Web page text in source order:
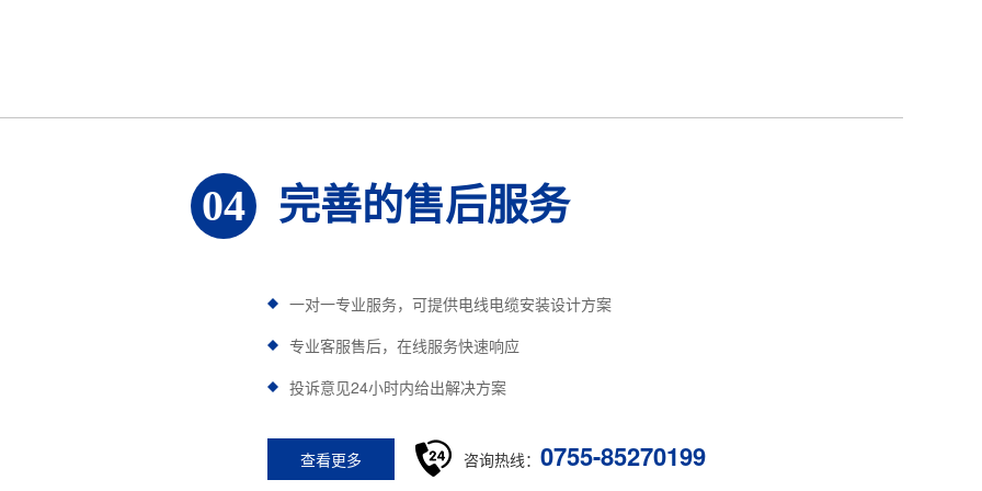
04 完善的售后服务
一对一专业服务，可提供电线电缆安装设计方案
专业客服售后，在线服务快速响应
投诉意见24小时内给出解决方案
查看更多 咨询热线： 0755-85270199